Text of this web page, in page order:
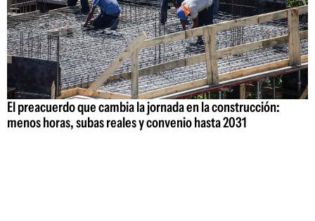
El preacuerdo que cambia la jornada en la construcción:
menos horas, subas reales y convenio hasta 2031